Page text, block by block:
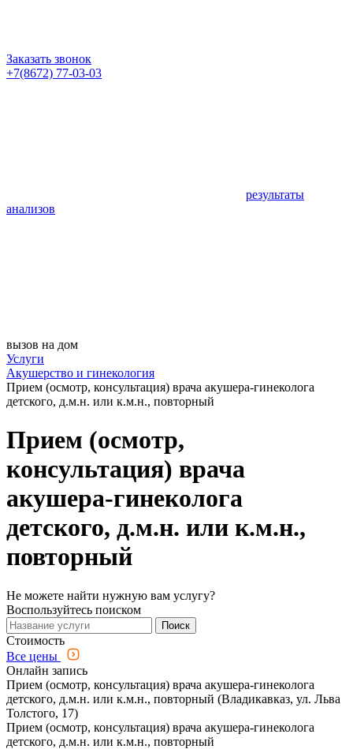
Заказать звонок
+7(8672) 77-03-03
результаты
анализов
вызов на дом
Услуги
Акушерство и гинекология
Прием (осмотр, консультация) врача акушера-гинеколога
детского, д.м.н. или к.м.н., повторный
Прием (осмотр,
консультация) врача
акушера-гинеколога
детского, д.м.н. или к.м.н.,
повторный
Не можете найти нужную вам услугу?
Воспользуйтесь поиском
Поиск
Стоимость
Все цены
Онлайн запись
Прием (осмотр, консультация) врача акушера-гинеколога
детского, д.м.н. или к.м.н., повторный (Владикавказ, ул. Льва
Толстого, 17)
Прием (осмотр, консультация) врача акушера-гинеколога
детского, д.м.н. или к.м.н., повторный